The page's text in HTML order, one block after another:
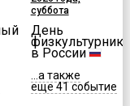
суббота
День
физкультурника
в России
...а также
еще 41 событие